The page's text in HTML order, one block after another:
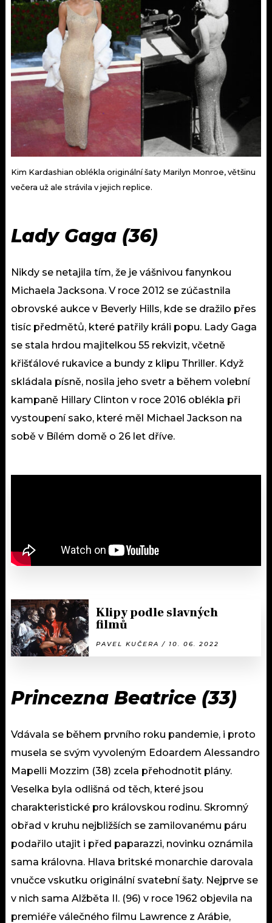
Kim Kardashian oblékla originální šaty Marilyn Monroe, většinu
večera už ale strávila v jejich replice.
Lady Gaga (36)
Nikdy se netajila tím, že je vášnivou fanynkou
Michaela Jacksona. V roce 2012 se zúčastnila
obrovské aukce v Beverly Hills, kde se dražilo přes
tisíc předmětů, které patřily králi popu. Lady Gaga
se stala hrdou majitelkou 55 rekvizit, včetně
křišťálové rukavice a bundy z klipu Thriller. Když
skládala písně, nosila jeho svetr a během volební
kampaně Hillary Clinton v roce 2016 oblékla při
vystoupení sako, které měl Michael Jackson na
sobě v Bílém domě o 26 let dříve.
Klipy podle slavných
filmů
PAVEL KUČERA / 10. 06. 2022
Princezna Beatrice (33)
Vdávala se během prvního roku pandemie, i proto
musela se svým vyvoleným Edoardem Alessandro
Mapelli Mozzim (38) zcela přehodnotit plány.
Veselka byla odlišná od těch, které jsou
charakteristické pro královskou rodinu. Skromný
obřad v kruhu nejbližších se zamilovanému páru
podařilo utajit i před paparazzi, novinku oznámila
sama královna. Hlava britské monarchie darovala
vnučce vskutku originální svatební šaty. Nejprve se
v nich sama Alžběta II. (96) v roce 1962 objevila na
premiéře válečného filmu Lawrence z Arábie,